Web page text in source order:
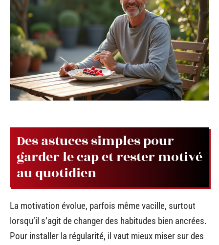
Des astuces simples pour
garder le cap et rester motivé
au quotidien
La motivation évolue, parfois même vacille, surtout
lorsqu’il s’agit de changer des habitudes bien ancrées.
Pour installer la régularité, il vaut mieux miser sur des